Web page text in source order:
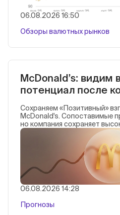
06.08.2026 16:50
Обзоры валютных рынков
McDonald’s: видим
потенциал после
позиции
Сохраняем «Позитивный»
McDonald's. Сопоставимые
но компания сохраняет
способность наращивать
трафиком в США
временные. Полагаем, что
наращивать позиции в
06.08.2026 14:28
Прогнозы